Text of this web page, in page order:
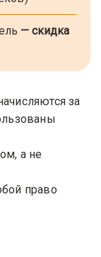
— скидка
за
а не
право